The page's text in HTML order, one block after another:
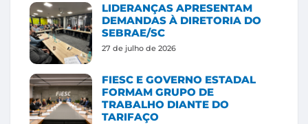
LIDERANÇAS APRESENTAM
DEMANDAS À DIRETORIA DO
SEBRAE/SC
27 de julho de 2026
FIESC E GOVERNO ESTADAL
FORMAM GRUPO DE
TRABALHO DIANTE DO
TARIFAÇO